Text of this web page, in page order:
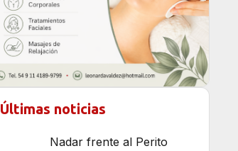
Últimas noticias
Nadar frente al Perito